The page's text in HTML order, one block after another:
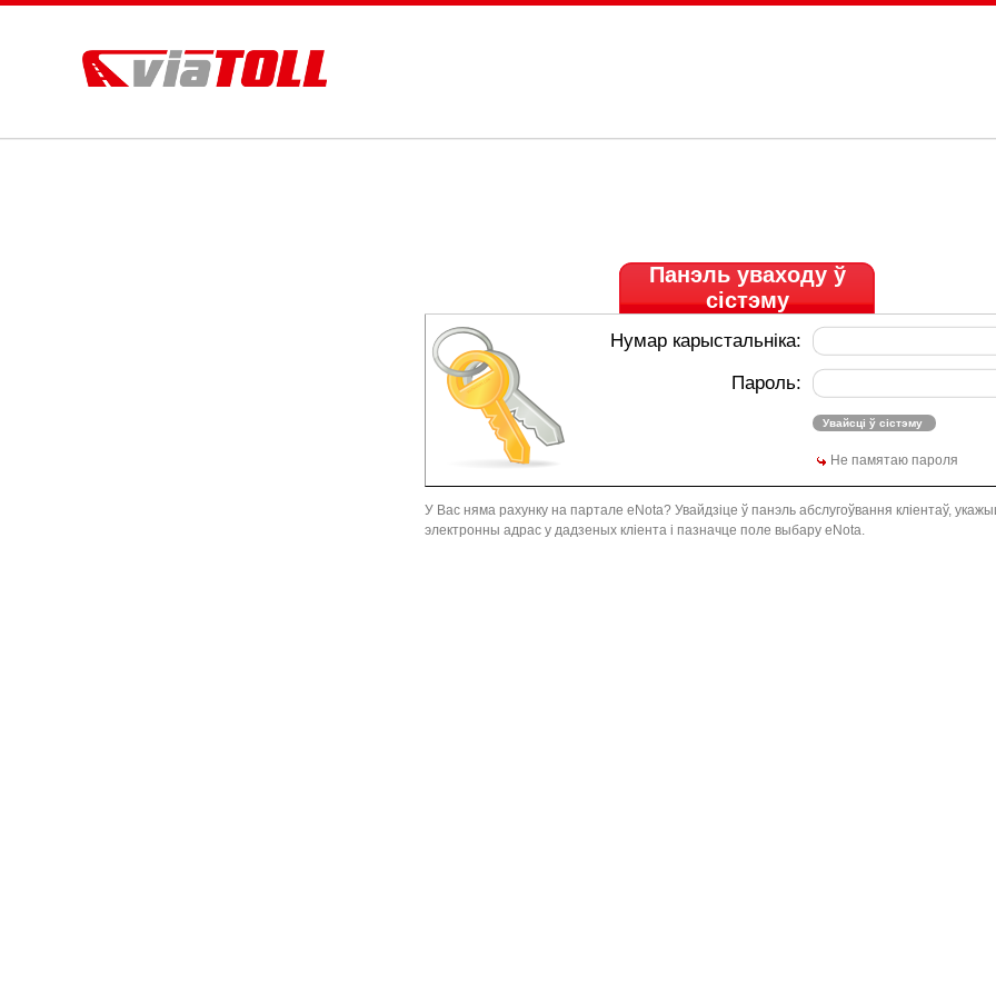
Панэль уваходу ў
сістэму
Нумар карыстальніка:
Пароль:
Не памятаю пароля
У Вас няма рахунку на партале eNota? Увайдзiце ў панэль абслугоўвання клiентаў,
электронны адрас у дадзеных клiента i пазначце поле выбару eNota.